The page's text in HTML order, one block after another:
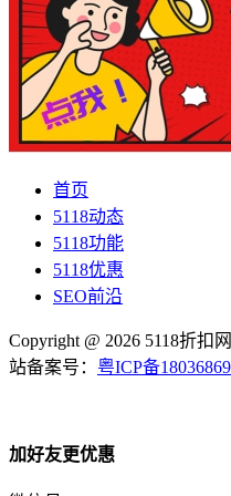
首页
5118动态
5118功能
5118优惠
SEO前沿
Copyright @ 2026 5118折扣
站备案号： 粤ICP备
加好友更优惠